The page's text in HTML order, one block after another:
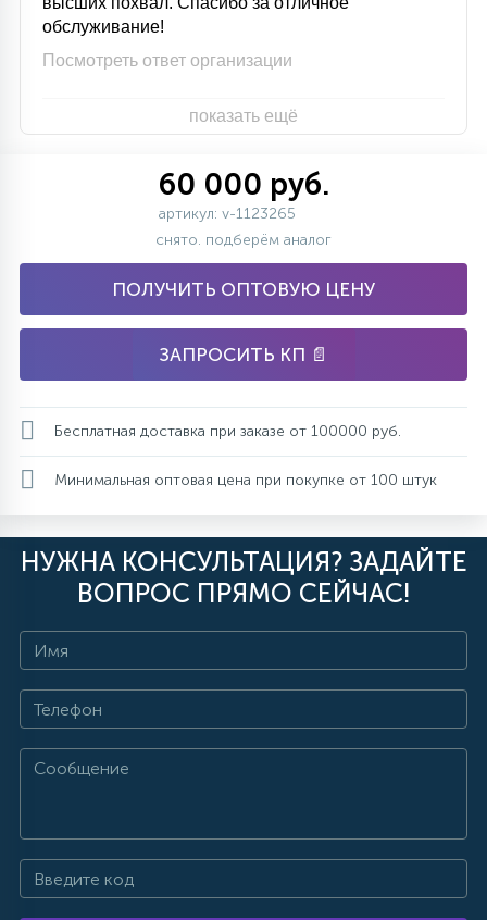
обслуживание!
Посмотреть ответ организации
показать ещё
60 000 руб.
артикул: v-1123265
снято. подберём аналог
ПОЛУЧИТЬ ОПТОВУЮ ЦЕНУ
ЗАПРОСИТЬ КП 📄
Бесплатная доставка при заказе от 100000 руб.
Минимальная оптовая цена при покупке от 100 штук
НУЖНА КОНСУЛЬТАЦИЯ? ЗАДАЙТЕ
ВОПРОС ПРЯМО СЕЙЧАС!